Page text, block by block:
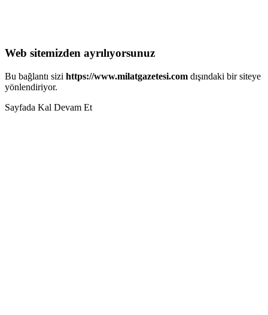
Web sitemizden ayrılıyorsunuz
Bu bağlantı sizi https://www.milatgazetesi.com dışındaki bir siteye
yönlendiriyor.
Sayfada Kal Devam Et